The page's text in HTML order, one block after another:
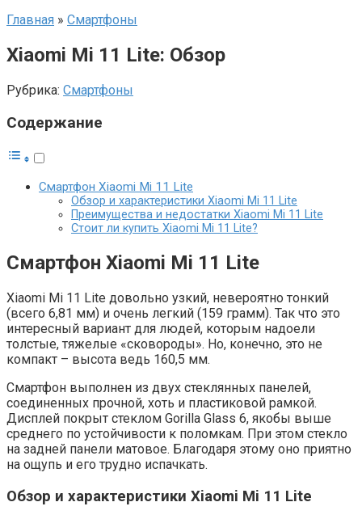
Главная » Смартфоны
Xiaomi Mi 11 Lite: Обзор
Рубрика: Смартфоны
Содержание
Смартфон Xiaomi Mi 11 Lite
Обзор и характеристики Xiaomi Mi 11 Lite
Преимущества и недостатки Xiaomi Mi 11 Lite
Стоит ли купить Xiaomi Mi 11 Lite?
Смартфон Xiaomi Mi 11 Lite
Xiaomi Mi 11 Lite довольно узкий, невероятно тонкий
(всего 6,81 мм) и очень легкий (159 грамм). Так что это
интересный вариант для людей, которым надоели
толстые, тяжелые «сковороды». Но, конечно, это не
компакт – высота ведь 160,5 мм.
Смартфон выполнен из двух стеклянных панелей,
соединенных прочной, хоть и пластиковой рамкой.
Дисплей покрыт стеклом Gorilla Glass 6, якобы выше
среднего по устойчивости к поломкам. При этом стекло
на задней панели матовое. Благодаря этому оно приятно
на ощупь и его трудно испачкать.
Обзор и характеристики Xiaomi Mi 11 Lite